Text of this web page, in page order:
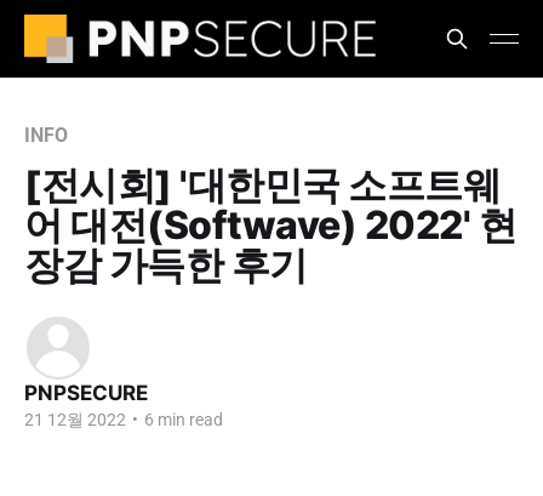
INFO
[전시회] '대한민국 소프트웨
어 대전(Softwave) 2022' 현
장감 가득한 후기
PNPSECURE
21 12월 2022 • 6 min read